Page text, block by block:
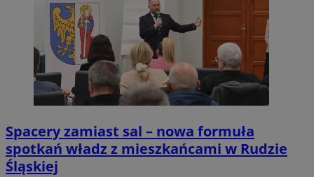
Spacery zamiast sal – nowa formuła
spotkań władz z mieszkańcami w Rudzie
Śląskiej